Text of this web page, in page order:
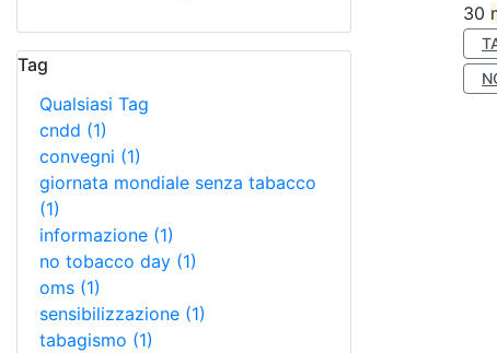
Tag
Qualsiasi Tag
cndd (1)
convegni (1)
giornata mondiale senza tabacco
(1)
informazione (1)
no tobacco day (1)
oms (1)
sensibilizzazione (1)
tabagismo (1)
30